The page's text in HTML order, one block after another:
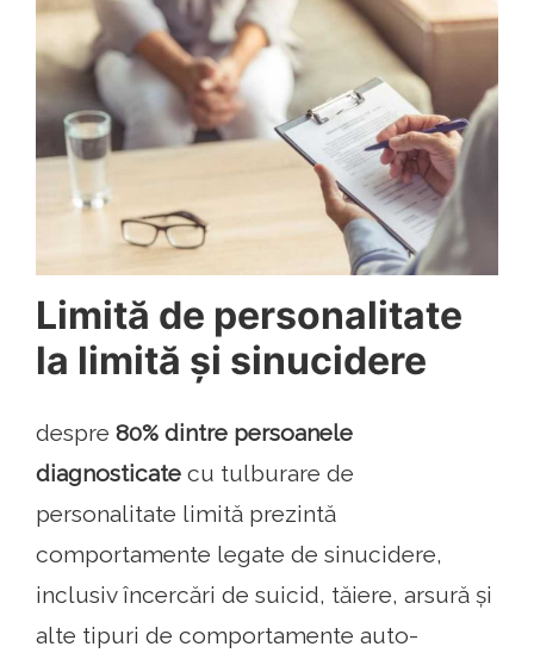
Limită de personalitate
la limită și sinucidere
despre 80% dintre persoanele
diagnosticate cu tulburare de
personalitate limită prezintă
comportamente legate de sinucidere,
inclusiv încercări de suicid, tăiere, arsură și
alte tipuri de comportamente auto-